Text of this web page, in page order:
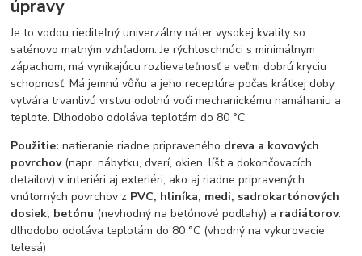
úpravy
Je to vodou riediteľný univerzálny náter vysokej kvality so
saténovo matným vzhľadom. Je rýchloschnúci s minimálnym
zápachom, má vynikajúcu rozlievateľnosť a veľmi dobrú kryciu
schopnosť. Má jemnú vôňu a jeho receptúra počas krátkej doby
vytvára trvanlivú vrstvu odolnú voči mechanickému namáhaniu a
teplote. Dlhodobo odoláva teplotám do 80 °C.
Použitie: natieranie riadne pripraveného dreva a kovových
povrchov(napr. nábytku, dverí, okien, líšt a dokončovacích
detailov) v interiéri aj exteriéri, ako aj riadne pripravených
vnútorných povrchov z PVC, hliníka, medi, sadrokartónových
dosiek, betónu (nevhodný na betónové podlahy) a radiátorov.
dlhodobo odoláva teplotám do 80 °C (vhodný na vykurovacie
telesá)